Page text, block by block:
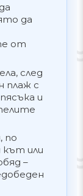
да
от
след
плаж с
и
по
или
–